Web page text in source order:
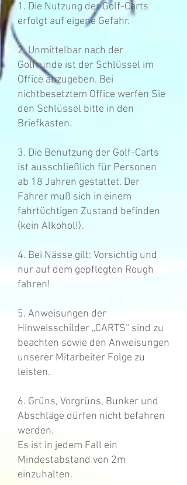
1. Die Nutzung der Golf-Carts
erfolgt auf eigene Gefahr.
2. Unmittelbar nach der
Golfrunde ist der Schlüssel im
Office abzugeben. Bei
nichtbesetztem Office werfen Sie
den Schlüssel bitte in den
Briefkasten.
3. Die Benutzung der Golf-Carts
ist ausschließlich für Personen
ab 18 Jahren gestattet. Der
Fahrer muß sich in einem
fahrtüchtigen Zustand befinden
(kein Alkohol!).
4. Bei Nässe gilt: Vorsichtig und
nur auf dem gepflegten Rough
fahren!
5. Anweisungen der
Hinweisschilder „CARTS“ sind zu
beachten sowie den Anweisungen
unserer Mitarbeiter Folge zu
leisten.
6. Grüns, Vorgrüns, Bunker und
Abschläge dürfen nicht befahren
werden.
Es ist in jedem Fall ein
Mindestabstand von 2m
einzuhalten.